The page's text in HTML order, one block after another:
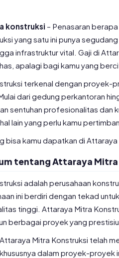
konstruksi – Penasaran
yang satu ini punya
infrastruktur vital. Gaji di
apalagi bagi kamu yang
terkenal dengan proyek-
dari gedung perkantoran
sentuhan profesionalitas dan
lain yang perlu kamu
bisa kamu dapatkan di
tentang Attaraya
adalah perusahaan
ini berdiri dengan tekad
tinggi. Attaraya Mitra
berbagai proyek yang
Mitra Konstruksi telah
dalam proyek-